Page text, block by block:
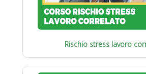
Rischio stress lavoro